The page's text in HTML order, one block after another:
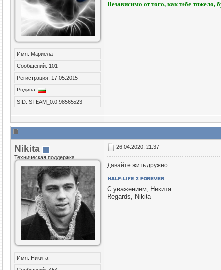
Имя: Мариела
Сообщений: 101
Регистрация: 17.05.2015
Родина:
SID: STEAM_0:0:98565523
Независимо от того, как тебе тяжело,
Nikita
Техническая поддержка
Имя: Никита
26.04.2020, 21:37
Давайте жить дружно.
С уважением, Никита
Regards, Nikita